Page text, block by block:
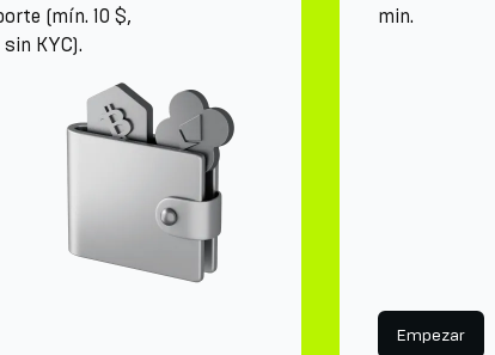
(mín. 10 $,
KYC).
min.
Empezar